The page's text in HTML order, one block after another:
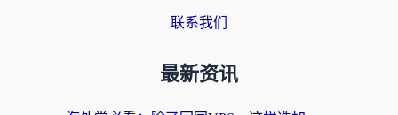
联系我们
最新资讯